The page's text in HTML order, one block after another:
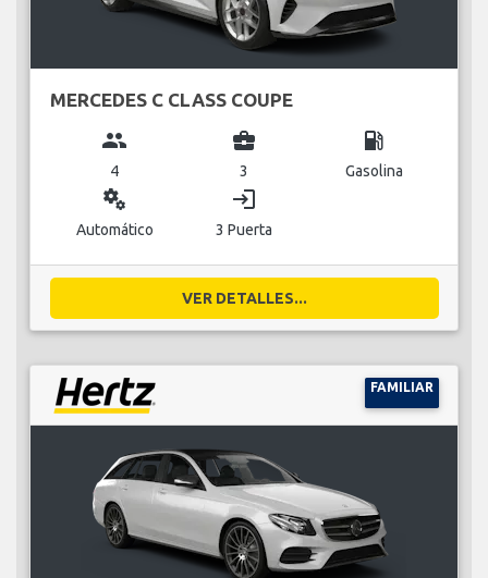
MERCEDES C CLASS COUPE
group
4
business_center
3
local_gas_station
Gasolina
miscellaneous_services
Automático
login
3 Puerta
VER DETALLES...
FAMILIAR